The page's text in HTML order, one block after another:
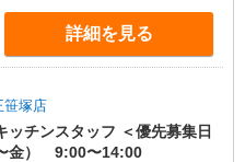
詳細を見る
塚店
ッチンスタッフ ＜優先募集日
金） 9:00〜14:00